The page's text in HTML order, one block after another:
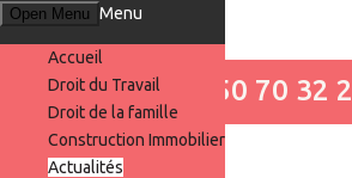
Open Menu Menu
Accueil
Droit du Travail
Droit de la famille
Construction Immobilier
Actualités
06 50 70 32